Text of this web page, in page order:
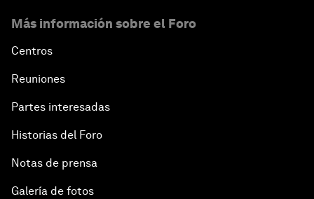
Más información sobre el Foro
Centros
Reuniones
Partes interesadas
Historias del Foro
Notas de prensa
Galería de fotos